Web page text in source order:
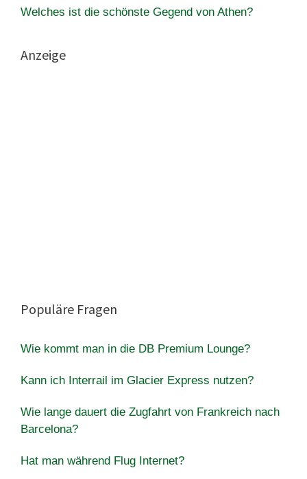
Welches ist die schönste Gegend von Athen?
Anzeige
Populäre Fragen
Wie kommt man in die DB Premium Lounge?
Kann ich Interrail im Glacier Express nutzen?
Wie lange dauert die Zugfahrt von Frankreich nach
Barcelona?
Hat man während Flug Internet?